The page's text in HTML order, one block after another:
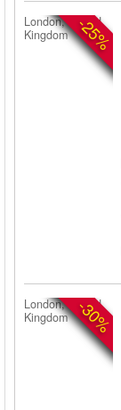
-25%
London, United
Kingdom
-30%
London, United
Kingdom